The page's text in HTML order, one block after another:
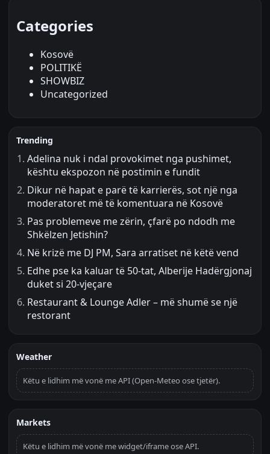
Categories
Kosovë
POLITIKË
SHOWBIZ
Uncategorized
Trending
Adelina nuk i ndal provokimet nga pushimet,
kështu ekspozon në postimin e fundit
Dikur në hapat e parë të karrierës, sot një nga
moderatoret më të komentuara në Kosovë
Pas problemeve me zërin, çfarë po ndodh me
Shkëlzen Jetishin?
Në krizë me DJ PM, Sara arratiset në këtë vend
Edhe pse ka kaluar të 50-tat, Alberije Hadërgjonaj
duket si 20-vjeçare
Restaurant & Lounge Adler – më shumë se një
restorant
Weather
Këtu e lidhim më vonë me API (Open-Meteo ose tjetër).
Markets
Këtu e lidhim më vonë me widget/iframe ose API.